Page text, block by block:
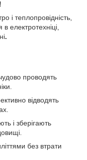
і теплопровідність,
в електротехніці,
.
проводять
відводять
і зберігають
без втрати